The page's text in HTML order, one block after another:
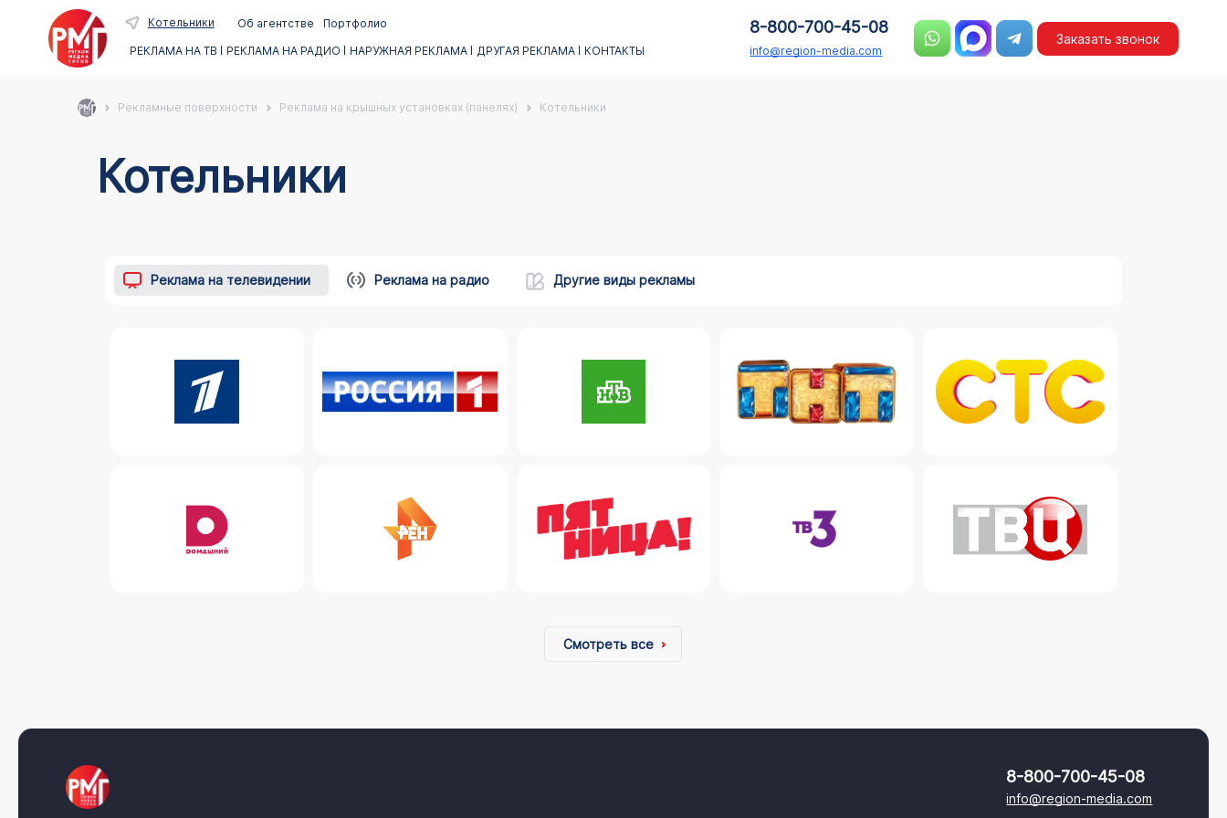
Котельники Об агентстве
Портфолио
РЕКЛАМА НА ТВ
РЕКЛАМА НА РАДИО НАРУЖНАЯ РЕКЛАМА ДРУГАЯ РЕКЛАМА КОНТАКТЫ
8-800-700-45-08
info@region-media.com
Заказать звонок
Рекламные поверхности Реклама на крышных установках (панелях) Котельники
Котельники
Реклама на телевидении Реклама на радио Другие виды рекламы
Смотреть все
8-800-700-45-08
info@region-media.com